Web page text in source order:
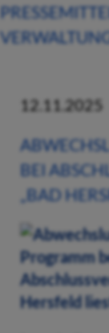
12.11.2025
BEI
„BAD